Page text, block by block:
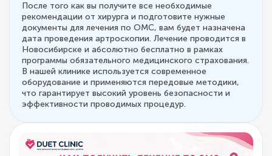
После того как вы получите все необходимые
рекомендации от хирурга и подготовите нужные
документы для лечения по ОМС, вам будет назначена
дата проведения артроскопии. Лечение проводится в
Новосибирске и абсолютно бесплатно в рамках
программы обязательного медицинского страхования.
В нашей клинике используется современное
оборудование и применяются передовые методики,
что гарантирует высокий уровень безопасности и
эффективности проводимых процедур.